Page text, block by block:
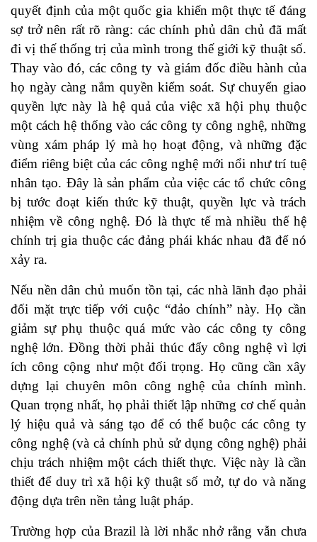
quyết định của một quốc gia khiến một thực tế đáng
sợ trở nên rất rõ ràng: các chính phủ dân chủ đã mất
đi vị thế thống trị của mình trong thế giới kỹ thuật số.
Thay vào đó, các công ty và giám đốc điều hành của
họ ngày càng nắm quyền kiểm soát. Sự chuyển giao
quyền lực này là hệ quả của việc xã hội phụ thuộc
một cách hệ thống vào các công ty công nghệ, những
vùng xám pháp lý mà họ hoạt động, và những đặc
điểm riêng biệt của các công nghệ mới nổi như trí tuệ
nhân tạo. Đây là sản phẩm của việc các tổ chức công
bị tước đoạt kiến thức kỹ thuật, quyền lực và trách
nhiệm về công nghệ. Đó là thực tế mà nhiều thế hệ
chính trị gia thuộc các đảng phái khác nhau đã để nó
xảy ra.
Nếu nền dân chủ muốn tồn tại, các nhà lãnh đạo phải
đối mặt trực tiếp với cuộc “đảo chính” này. Họ cần
giảm sự phụ thuộc quá mức vào các công ty công
nghệ lớn. Đồng thời phải thúc đẩy công nghệ vì lợi
ích công cộng như một đối trọng. Họ cũng cần xây
dựng lại chuyên môn công nghệ của chính mình.
Quan trọng nhất, họ phải thiết lập những cơ chế quản
lý hiệu quả và sáng tạo để có thể buộc các công ty
công nghệ (và cả chính phủ sử dụng công nghệ) phải
chịu trách nhiệm một cách thiết thực. Việc này là cần
thiết để duy trì xã hội kỹ thuật số mở, tự do và năng
động dựa trên nền tảng luật pháp.
Trường hợp của Brazil là lời nhắc nhở rằng vẫn chưa